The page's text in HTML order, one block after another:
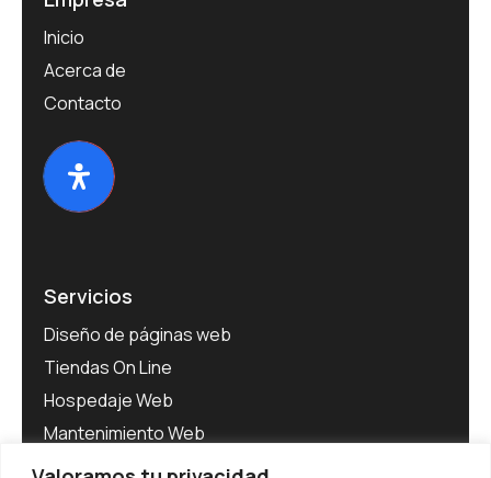
Inicio
Acerca de
Contacto
Servicios
Diseño de páginas web
Tiendas On Line
Hospedaje Web
Mantenimiento Web
Software para Empresas